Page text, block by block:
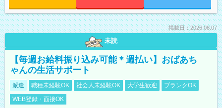
掲載日：2026.08.07
未読
【毎週お給料振り込み可能＊週払い】おばあち
ゃんの生活サポート
派遣 職種未経験OK 社会人未経験OK 大学生歓迎
ブランクOK
WEB登録・面接OK